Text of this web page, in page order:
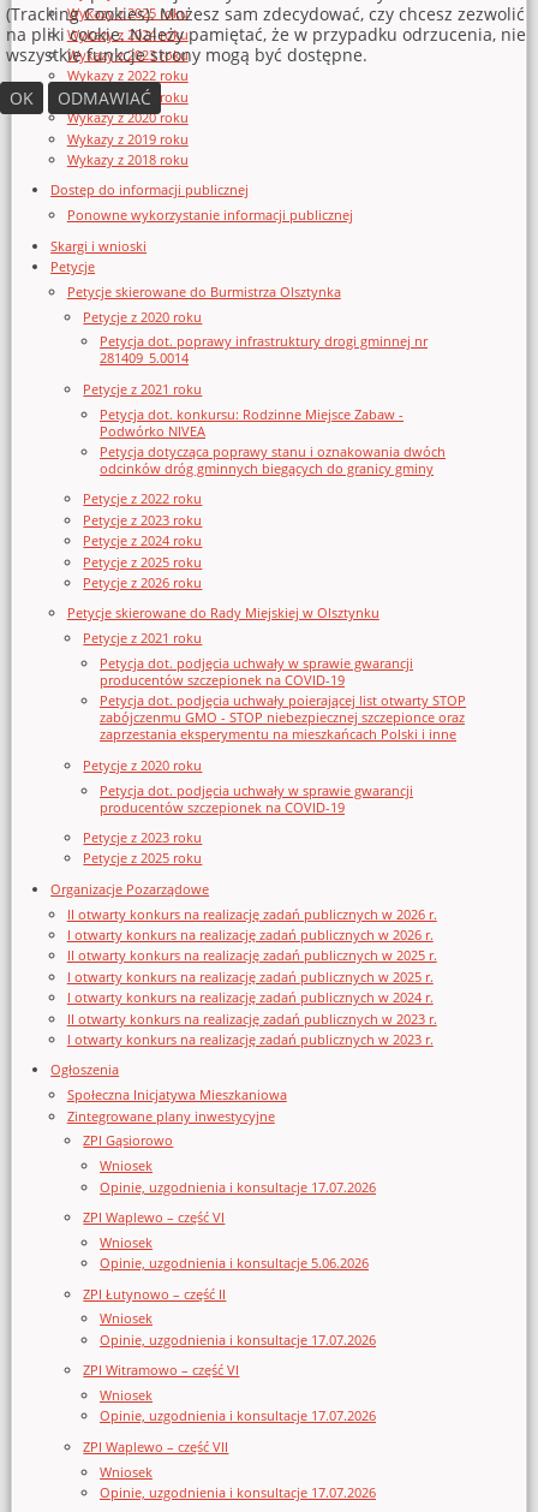
Wykazy z 2025 roku
Wykazy z 2024 roku
Wykazy z 2023 roku
Wykazy z 2022 roku
Wykazy z 2021 roku
Wykazy z 2020 roku
Wykazy z 2019 roku
Wykazy z 2018 roku
Dostęp do informacji publicznej
Ponowne wykorzystanie informacji publicznej
Skargi i wnioski
Petycje
Petycje skierowane do Burmistrza Olsztynka
Petycje z 2020 roku
Petycja dot. poprawy infrastruktury drogi gminnej nr
281409_5.0014
Petycje z 2021 roku
Petycja dot. konkursu: Rodzinne Miejsce Zabaw -
Podwórko NIVEA
Petycja dotycząca poprawy stanu i oznakowania dwóch
odcinków dróg gminnych biegących do granicy gminy
Petycje z 2022 roku
Petycje z 2023 roku
Petycje z 2024 roku
Petycje z 2025 roku
Petycje z 2026 roku
Petycje skierowane do Rady Miejskiej w Olsztynku
Petycje z 2021 roku
Petycja dot. podjęcia uchwały w sprawie gwarancji
producentów szczepionek na COVID-19
Petycja dot. podjęcia uchwały poierającej list otwarty STOP
zabójczenmu GMO - STOP niebezpiecznej szczepionce oraz
zaprzestania eksperymentu na mieszkańcach Polski i inne
Petycje z 2020 roku
Petycja dot. podjęcia uchwały w sprawie gwarancji
producentów szczepionek na COVID-19
Petycje z 2023 roku
Petycje z 2025 roku
Organizacje Pozarządowe
II otwarty konkurs na realizację zadań publicznych w 2026 r.
I otwarty konkurs na realizację zadań publicznych w 2026 r.
II otwarty konkurs na realizację zadań publicznych w 2025 r.
I otwarty konkurs na realizację zadań publicznych w 2025 r.
I otwarty konkurs na realizację zadań publicznych w 2024 r.
II otwarty konkurs na realizację zadań publicznych w 2023 r.
I otwarty konkurs na realizację zadań publicznych w 2023 r.
Ogłoszenia
Społeczna Inicjatywa Mieszkaniowa
Zintegrowane plany inwestycyjne
ZPI Gąsiorowo
Wniosek
Opinie, uzgodnienia i konsultacje 17.07.2026
ZPI Waplewo – część VI
Wniosek
Opinie, uzgodnienia i konsultacje 5.06.2026
ZPI Łutynowo – część II
Wniosek
Opinie, uzgodnienia i konsultacje 17.07.2026
ZPI Witramowo – część VI
Wniosek
Opinie, uzgodnienia i konsultacje 17.07.2026
ZPI Waplewo – część VII
Wniosek
Opinie, uzgodnienia i konsultacje 17.07.2026
(Tracking Cookies). Możesz sam zdecydować, czy chcesz zezwolić
na pliki cookie. Należy pamiętać, że w przypadku odrzucenia, nie
wszystkie funkcje strony mogą być dostępne.
OK
ODMAWIAĆ